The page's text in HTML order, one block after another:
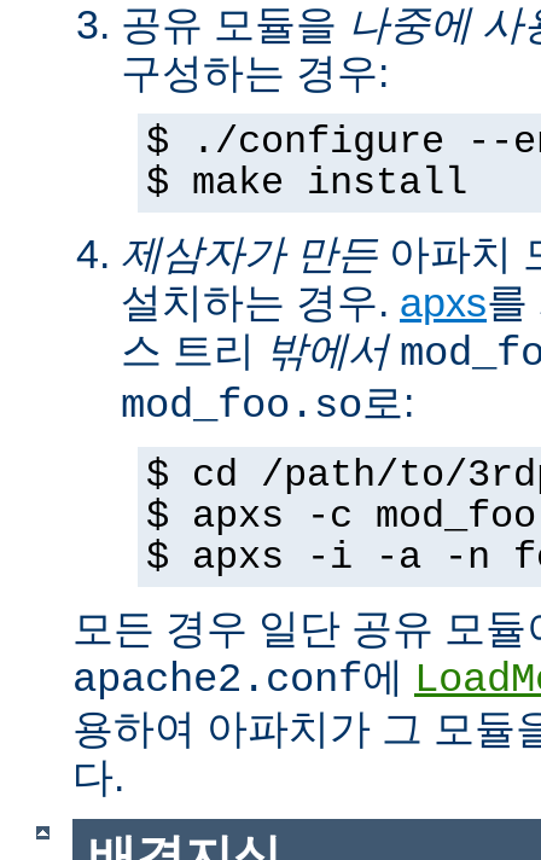
공유 모듈을 나중에 사
구성하는 경우:
$ ./configure --
$ make install
제삼자가 만든아파치
설치하는 경우. apxs를
스 트리 밖에서
mod_foo.so로:
$ cd /path/to/
$ apxs -c
$ apxs -i -a -n
모든 경우 일단 공유 모
apache2.conf에
용하여 아파치가 그 모듈
다.